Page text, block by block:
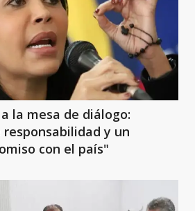
la mesa de diálogo:
y un
con el país"